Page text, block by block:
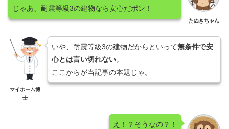
たぬきちゃん
じゃあ、耐震等級3の建物なら安心だポン！
マイホーム博
士
いや、耐震等級3の建物だからといって無条件で安
心とは言い切れない。
ここからが当記事の本題じゃ。
え！？そうなの？！